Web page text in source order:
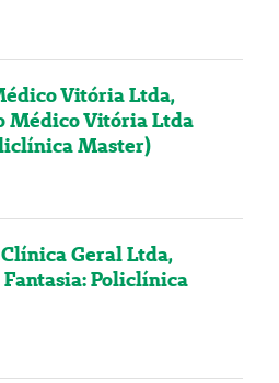
Vitória Ltda,
Médico Vitória Ltda
Master)
Geral Ltda,
Policlínica